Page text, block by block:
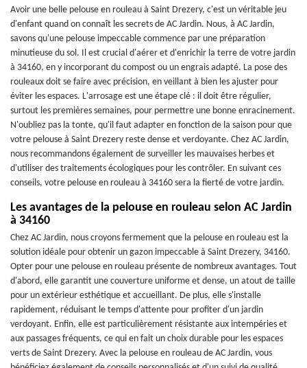
Avoir une belle pelouse en rouleau à Saint Drezery, c'est un véritable jeu
d'enfant quand on connaît les secrets de AC Jardin. Nous, à AC Jardin,
savons qu'une pelouse impeccable commence par une préparation
minutieuse du sol. Il est crucial d'aérer et d'enrichir la terre de votre jardin
à 34160, en y incorporant du compost ou un engrais adapté. La pose des
rouleaux doit se faire avec précision, en veillant à bien les ajuster pour
éviter les espaces. L'arrosage est une étape clé : il doit être régulier,
surtout les premières semaines, pour permettre une bonne enracinement.
N'oubliez pas la tonte, qu'il faut adapter en fonction de la saison pour que
votre pelouse à Saint Drezery reste dense et verdoyante. Chez AC Jardin,
nous recommandons également de surveiller les mauvaises herbes et
d'utiliser des traitements écologiques pour les contrôler. En suivant ces
conseils, votre pelouse en rouleau à 34160 sera la fierté de votre jardin.
Les avantages de la pelouse en rouleau selon AC Jardin
à 34160
Chez AC Jardin, nous croyons fermement que la pelouse en rouleau est la
solution idéale pour obtenir un gazon impeccable à Saint Drezery, 34160.
Opter pour une pelouse en rouleau présente de nombreux avantages. Tout
d'abord, elle garantit une couverture uniforme et dense, un atout de taille
pour un extérieur esthétique et accueillant. De plus, elle s'installe
rapidement, réduisant le temps d'attente pour profiter d'un jardin
verdoyant. Enfin, elle est particulièrement résistante aux intempéries et
aux passages fréquents, ce qui en fait un choix durable pour les espaces
verts de Saint Drezery. Avec la pelouse en rouleau de AC Jardin, vous